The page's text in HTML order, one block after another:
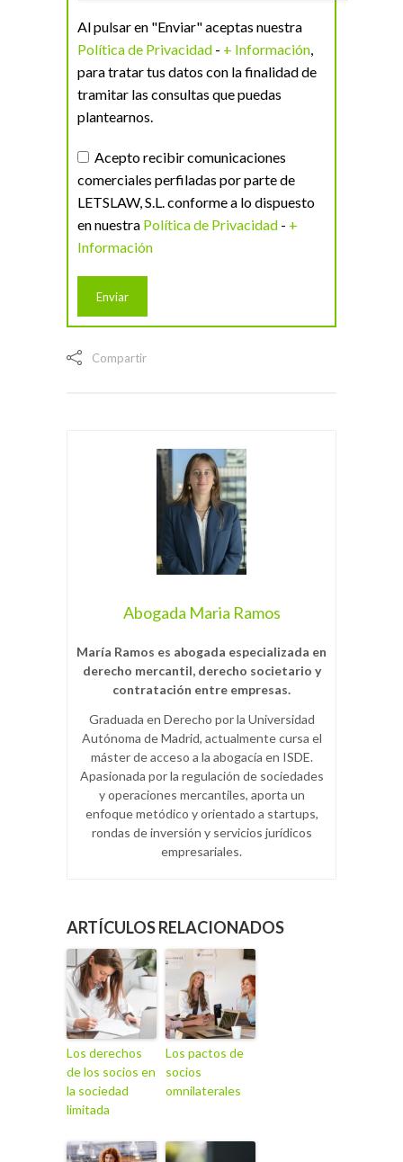
Al pulsar en "Enviar" aceptas nuestra
Política de Privacidad - + Información,
para tratar tus datos con la finalidad de
tramitar las consultas que puedas
plantearnos.
Acepto recibir comunicaciones
comerciales perfiladas por parte de
LETSLAW, S.L. conforme a lo dispuesto
en nuestra Política de Privacidad - +
Información
Compartir
Abogada Maria Ramos
María Ramos es abogada especializada en
derecho mercantil, derecho societario y
contratación entre empresas.
Graduada en Derecho por la Universidad
Autónoma de Madrid, actualmente cursa el
máster de acceso a la abogacía en ISDE.
Apasionada por la regulación de sociedades
y operaciones mercantiles, aporta un
enfoque metódico y orientado a startups,
rondas de inversión y servicios jurídicos
empresariales.
ARTÍCULOS RELACIONADOS
Los derechos
de los socios en
la sociedad
limitada
Los pactos de
socios
omnilaterales